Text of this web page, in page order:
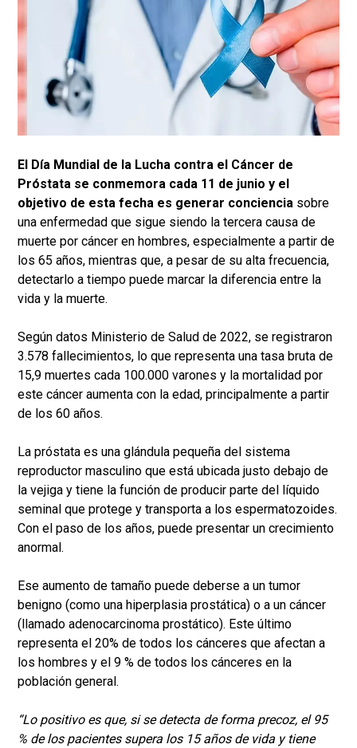
El Día Mundial de la Lucha contra el Cáncer de
Próstata se conmemora cada 11 de junio y el
objetivo de esta fecha es generar conciencia sobre
una enfermedad que sigue siendo la tercera causa de
muerte por cáncer en hombres, especialmente a partir de
los 65 años, mientras que, a pesar de su alta frecuencia,
detectarlo a tiempo puede marcar la diferencia entre la
vida y la muerte.
Según datos Ministerio de Salud de 2022, se registraron
3.578 fallecimientos, lo que representa una tasa bruta de
15,9 muertes cada 100.000 varones y la mortalidad por
este cáncer aumenta con la edad, principalmente a partir
de los 60 años.
La próstata es una glándula pequeña del sistema
reproductor masculino que está ubicada justo debajo de
la vejiga y tiene la función de producir parte del líquido
seminal que protege y transporta a los espermatozoides.
Con el paso de los años, puede presentar un crecimiento
anormal.
Ese aumento de tamaño puede deberse a un tumor
benigno (como una hiperplasia prostática) o a un cáncer
(llamado adenocarcinoma prostático). Este último
representa el 20% de todos los cánceres que afectan a
los hombres y el 9 % de todos los cánceres en la
población general.
“Lo positivo es que, si se detecta de forma precoz, el 95
% de los pacientes supera los 15 años de vida y tiene